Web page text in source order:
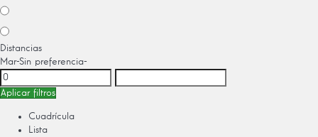
Distancias
Mar-Sin preferencia-
Aplicar filtros
Cuadrícula
Lista